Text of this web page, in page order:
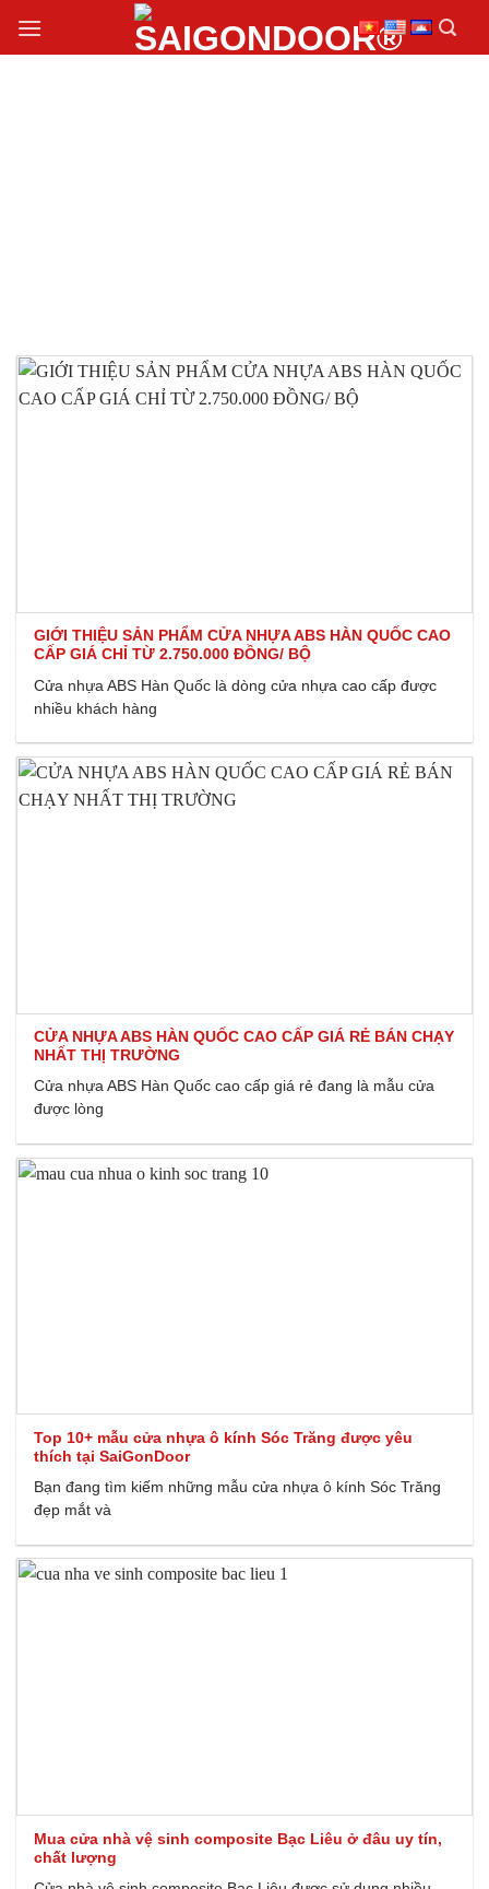
đến
GIỚI THIỆU SẢN PHẨM CỬA NHỰA ABS HÀN QUỐC CAO
CẤP GIÁ CHỈ TỪ 2.750.000 ĐỒNG/ BỘ
Cửa nhựa ABS Hàn Quốc là dòng cửa nhựa cao cấp được
nhiều khách hàng
CỬA NHỰA ABS HÀN QUỐC CAO CẤP GIÁ RẺ BÁN CHẠY
NHẤT THỊ TRƯỜNG
Cửa nhựa ABS Hàn Quốc cao cấp giá rẻ đang là mẫu cửa
được lòng
Top 10+ mẫu cửa nhựa ô kính Sóc Trăng được yêu
thích tại SaiGonDoor
Bạn đang tìm kiếm những mẫu cửa nhựa ô kính Sóc Trăng
đẹp mắt và
Mua cửa nhà vệ sinh composite Bạc Liêu ở đâu uy tín,
chất lượng